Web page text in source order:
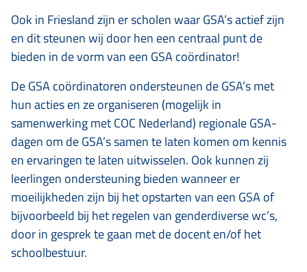
Ook in Friesland zijn er scholen waar GSA’s actief zijn
en dit steunen wij door hen een centraal punt de
bieden in de vorm van een GSA coördinator!
De GSA coördinatoren ondersteunen de GSA’s met
hun acties en ze organiseren (mogelijk in
samenwerking met COC Nederland) regionale GSA-
dagen om de GSA’s samen te laten komen om kennis
en ervaringen te laten uitwisselen. Ook kunnen zij
leerlingen ondersteuning bieden wanneer er
moeilijkheden zijn bij het opstarten van een GSA of
bijvoorbeeld bij het regelen van genderdiverse wc’s,
door in gesprek te gaan met de docent en/of het
schoolbestuur.